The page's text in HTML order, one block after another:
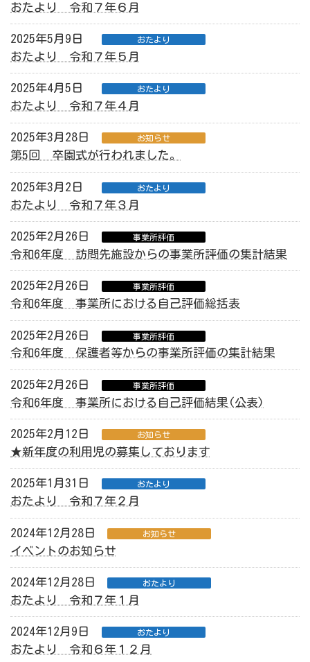
おたより 令和７年６月
2025年5月9日 おたより
おたより 令和７年５月
2025年4月5日 おたより
おたより 令和７年４月
2025年3月28日 お知らせ
第5回 卒園式が行われました。
2025年3月2日 おたより
おたより 令和７年３月
2025年2月26日 事業所評価
令和6年度 訪問先施設からの事業所評価の集計結果
2025年2月26日 事業所評価
令和6年度 事業所における自己評価総括表
2025年2月26日 事業所評価
令和6年度 保護者等からの事業所評価の集計結果
2025年2月26日 事業所評価
令和6年度 事業所における自己評価結果(公表)
2025年2月12日 お知らせ
★新年度の利用児の募集しております
2025年1月31日 おたより
おたより 令和７年２月
2024年12月28日 お知らせ
イベントのお知らせ
2024年12月28日 おたより
おたより 令和７年１月
2024年12月9日 おたより
おたより 令和６年１２月